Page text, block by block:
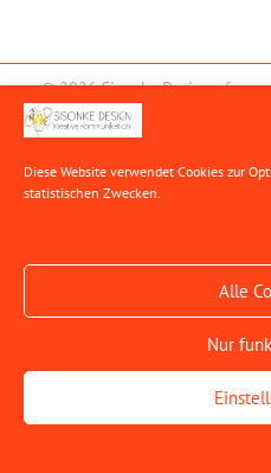
Diese Website verwendet Cookies zur
statistischen Zwecken.
Alle
Nur
© 2026 Sisonke Design - for
reserved.
hosted by green energy